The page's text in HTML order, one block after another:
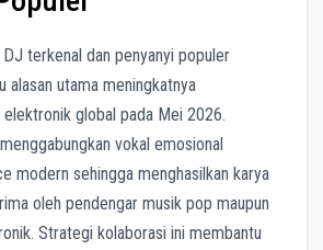
terkenal dan penyanyi populer
alasan utama meningkatnya
global pada Mei 2026.
vokal emosional
modern sehingga menghasilkan karya
oleh pendengar musik pop maupun
Strategi kolaborasi ini membantu